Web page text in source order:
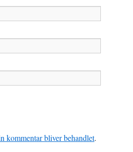
kommentar bliver behandlet.